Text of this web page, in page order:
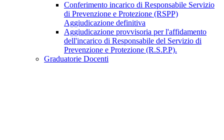
Conferimento incarico di Responsabile Servizio
di Prevenzione e Protezione (RSPP)
Aggiudicazione definitiva
Aggiudicazione provvisoria per l'affidamento
dell'incarico di Responsabile del Servizio di
Prevenzione e Protezione (R.S.P.P).
Graduatorie Docenti